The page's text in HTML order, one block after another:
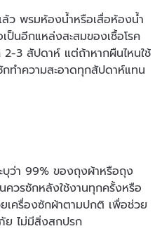
ว พรมห้องน้ำหรือเสื่อห้องน้ำ
นอีกแหล่งสะสมของเชื้อโรค
2-3 สัปดาห์ แต่ถ้าหากผืนไหนใช้
กทำความสะอาดทุกสัปดาห์แทน
บุว่า 99% ของถุงผ้าหรือถุง
วรซักหลังใช้งานทุกครั้งหรือ
ครื่องซักผ้าตามปกติ เพื่อช่วย
ย ไม่มีสิ่งสกปรก